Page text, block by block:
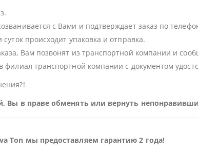
с Вами и подтверждает заказ по
происходит упаковка и отправка.
Вам позвонят из транспортной компании и
филиал транспортной компании с документом
Вы в праве обменять или вернуть
Ton мы предоставляем гарантию 2 года!